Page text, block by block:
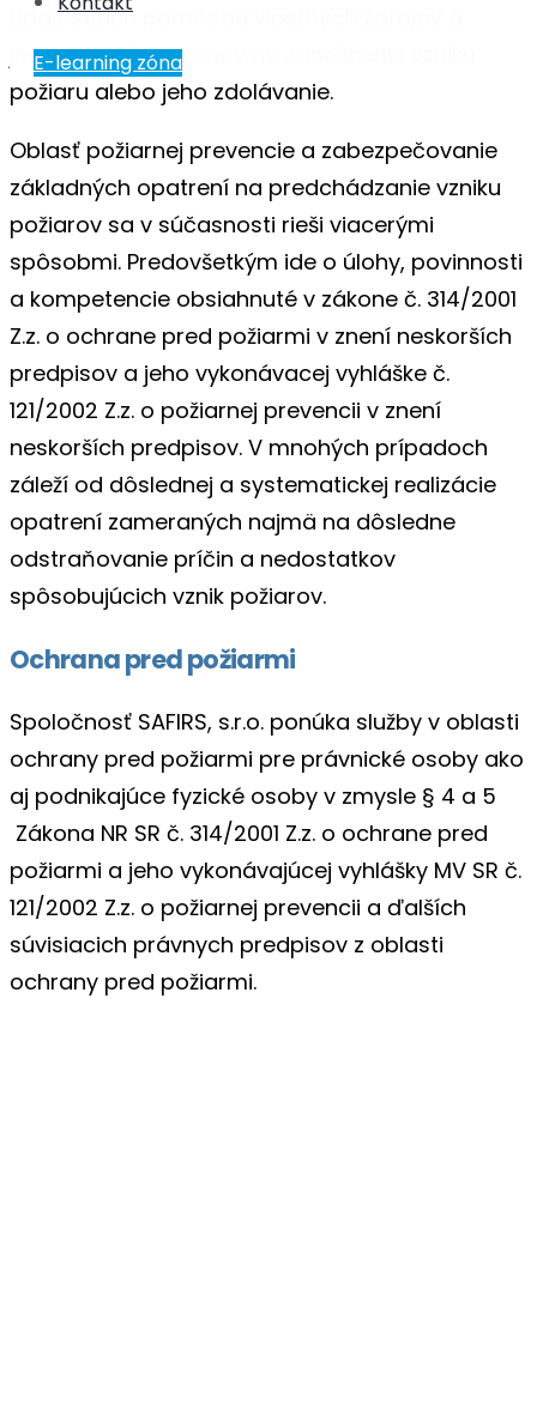
E-learning zóna
E-learning zóna
udalostiach pomocou vlastných zdrojov a
jednoduchých úkonov na zabránenie vzniku
požiaru alebo jeho zdolávanie.
Oblasť požiarnej prevencie a zabezpečovanie
základných opatrení na predchádzanie vzniku
požiarov sa v súčasnosti rieši viacerými
spôsobmi. Predovšetkým ide o úlohy, povinnosti
a kompetencie obsiahnuté v zákone č. 314/2001
Z.z. o ochrane pred požiarmi v znení neskorších
predpisov a jeho vykonávacej vyhláške č.
121/2002 Z.z. o požiarnej prevencii v znení
neskorších predpisov. V mnohých prípadoch
záleží od dôslednej a systematickej realizácie
opatrení zameraných najmä na dôsledne
odstraňovanie príčin a nedostatkov
spôsobujúcich vznik požiarov.
Ochrana pred požiarmi
Spoločnosť SAFIRS, s.r.o. ponúka služby v oblasti
ochrany pred požiarmi pre právnické osoby ako
aj podnikajúce fyzické osoby v zmysle § 4 a 5
Zákona NR SR č. 314/2001 Z.z. o ochrane pred
požiarmi a jeho vykonávajúcej vyhlášky MV SR č.
121/2002 Z.z. o požiarnej prevencii a ďalších
súvisiacich právnych predpisov z oblasti
ochrany pred požiarmi.